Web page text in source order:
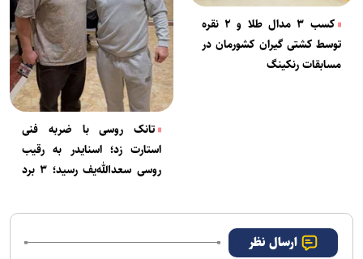
کسب ۳ مدال طلا و ۲ نقره
توسط کشتی گیران کشورمان در
مسابقات رنکینگ
تانک روسی با ضربه فنی
استارت زد؛ اسنایدر به رقیب
روسی سعدالله‌یف رسید؛ ۳ برد
ارسال نظر